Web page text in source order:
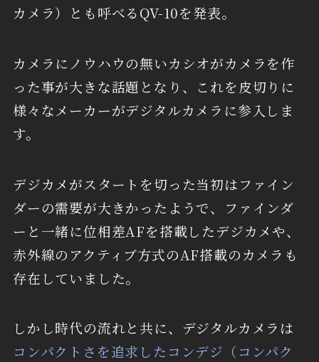
カメラ）とも呼べるQV-10を発表。
カメラにノウハウの無いカシオがカメラを作
った事が大きな話題となり、これを皮切りに
様々なメーカーがデジタルカメラに参入しま
す。
デジカメがスタートを切った当初はファイン
ダーの需要が大きかったようで、ファインダ
ーと一緒に位相差AFを搭載したデジカメや、
赤外線のアクティブ方式のAF搭載のカメラも
存在していました。
しかし時代の流れと共に、デジタルカメラは
コンパクトさを追求したコンデジ（コンパク